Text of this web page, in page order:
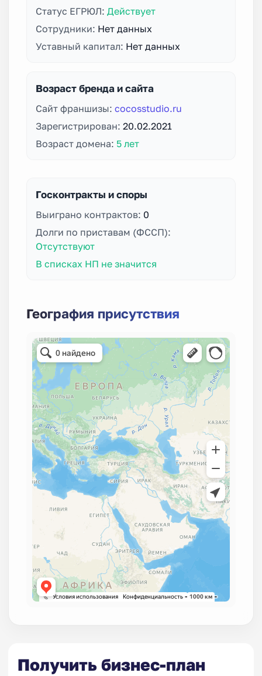
Статус ЕГРЮЛ: Действует
Сотрудники: Нет данных
Уставный капитал: Нет данных
Возраст бренда и сайта
Сайт франшизы: cocosstudio.ru
Зарегистрирован: 20.02.2021
Возраст домена: 5 лет
Госконтракты и споры
Выиграно контрактов: 0
Долги по приставам (ФССП):
Отсутствуют
В списках НП не значится
География присутствия
Получить бизнес-план